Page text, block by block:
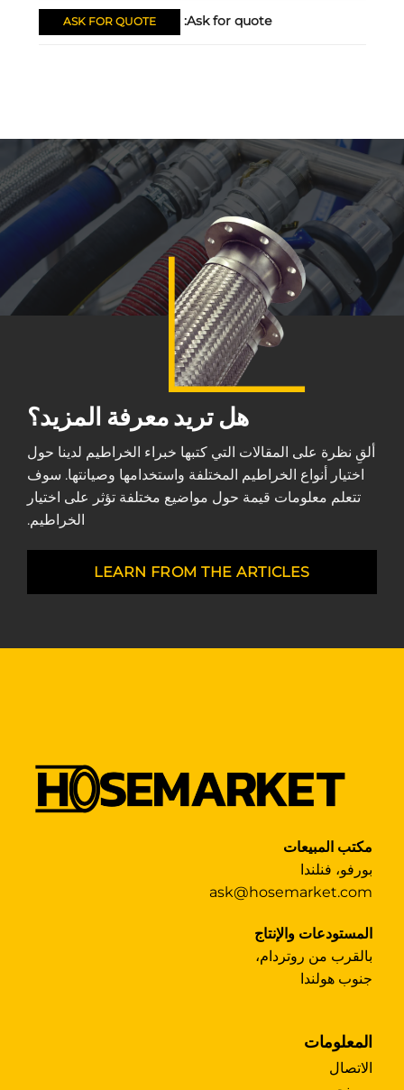
Ask for quote:
ASK FOR QUOTE
هل تريد معرفة المزيد؟
ألقِ نظرة على المقالات التي كتبها خبراء الخراطيم لدينا حول
اختيار أنواع الخراطيم المختلفة واستخدامها وصيانتها. سوف
تتعلم معلومات قيمة حول مواضيع مختلفة تؤثر على اختيار
الخراطيم.
LEARN FROM THE ARTICLES
مكتب المبيعات
بورفو، فنلندا
ask@hosemarket.com
المستودعات والإنتاج
بالقرب من روتردام،
جنوب هولندا
المعلومات
الاتصال